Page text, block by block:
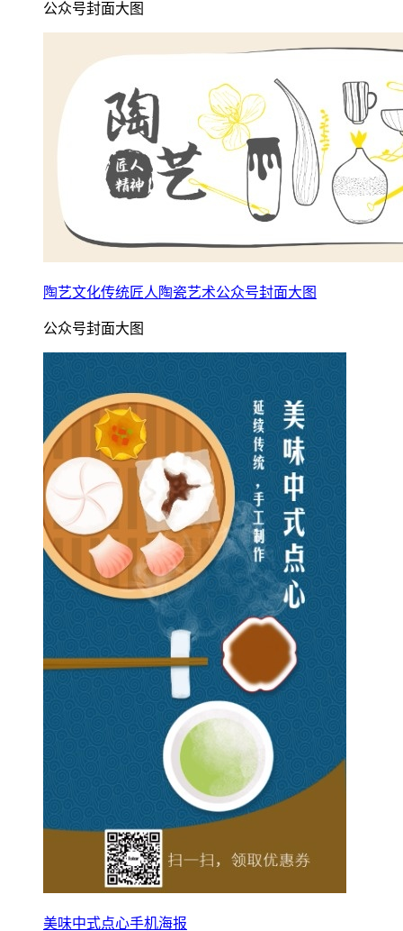
公众号封面大图
陶艺文化传统匠人陶瓷艺术公众号封面大图
公众号封面大图
美味中式点心手机海报